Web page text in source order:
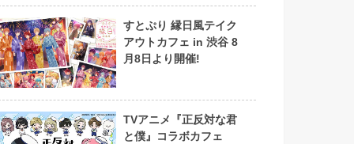
すとぷり 縁日風テイク
アウトカフェ in 渋谷 8
月8日より開催!
TVアニメ『正反対な君
と僕』コラボカフェ